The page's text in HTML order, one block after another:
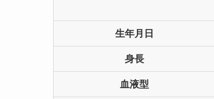
生年月日
身長
血液型